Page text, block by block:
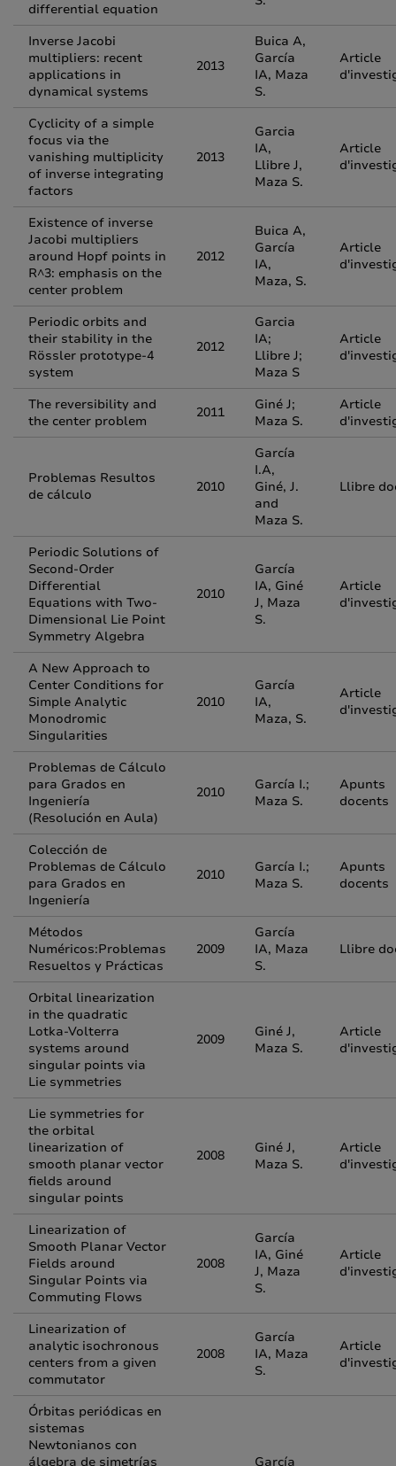
differential equation
Inverse Jacobi
multipliers: recent
applications in
dynamical systems
2013
Buica A,
García
IA, Maza
S.
Article
Cyclicity of a simple
focus via the
vanishing multiplicity
of inverse integrating
factors
2013
Garcia
IA,
Llibre J,
Maza S.
Article
Existence of inverse
Jacobi multipliers
around Hopf points in
R^3: emphasis on the
center problem
2012
Buica A,
García
IA,
Maza, S.
Article
Periodic orbits and
their stability in the
Rössler prototype-4
system
2012
Garcia
IA;
Llibre J;
Maza S
Article
The reversibility and
the center problem
2011
Giné J;
Maza S.
Article
Problemas Resultos
de cálculo
2010
García
I.A,
Giné, J.
and
Maza S.
Llibre
Periodic Solutions of
Second-Order
Differential
Equations with Two-
Dimensional Lie Point
Symmetry Algebra
2010
García
IA, Giné
J, Maza
S.
Article
A New Approach to
Center Conditions for
Simple Analytic
Monodromic
Singularities
2010
García
IA,
Maza, S.
Article
Problemas de Cálculo
para Grados en
Ingeniería
(Resolución en Aula)
2010
García I.;
Maza S.
Apunts
docents
Colección de
Problemas de Cálculo
para Grados en
Ingeniería
2010
García I.;
Maza S.
Apunts
docents
Métodos
Numéricos:Problemas
Resueltos y Prácticas
2009
García
IA, Maza
S.
Llibre
Orbital linearization
in the quadratic
Lotka-Volterra
systems around
singular points via
Lie symmetries
2009
Giné J,
Maza S.
Article
Lie symmetries for
the orbital
linearization of
smooth planar vector
fields around
singular points
2008
Giné J,
Maza S.
Article
Linearization of
Smooth Planar Vector
Fields around
Singular Points via
Commuting Flows
2008
García
IA, Giné
J, Maza
S.
Article
Linearization of
analytic isochronous
centers from a given
commutator
2008
García
IA, Maza
S.
Article
Órbitas periódicas en
sistemas
Newtonianos con
álgebra de simetrías
García